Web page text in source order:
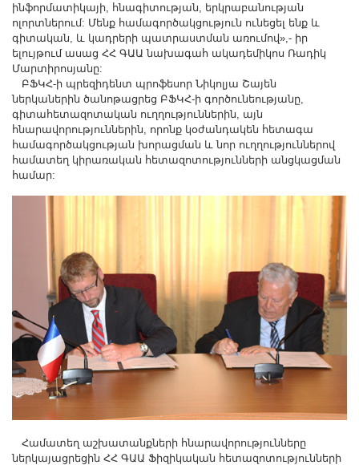
ինֆորմատիկայի, հնագիտության, երկրաբանության
ոլորտներում: Մենք համագործակցություն ունեցել ենք և
գիտական, և կադրերի պատրաստման առումով»,- իր
ելույթում ասաց ՀՀ ԳԱԱ նախագահ ակադեմիկոս Ռադիկ
Մարտիրոսյանը:
ԲՖԿՀ-ի պրեզիդենտ պրոֆեսոր Նիկոլյա Շայեն
ներկաներին ծանոթացրեց ԲՖԿՀ-ի գործունեությանը,
գիտահետազոտական ուղղություններին, այն
հնարավորություններին, որոնք կօժանդակեն հետագա
համագործակցության խորացման և նոր ուղղություններով
համատեղ կիրառական հետազոտությունների անցկացման
համար:
Համատեղ աշխատանքների հնարավորությունները
ներկայացրեցին ՀՀ ԳԱԱ Ֆիզիկական հետազոտությունների